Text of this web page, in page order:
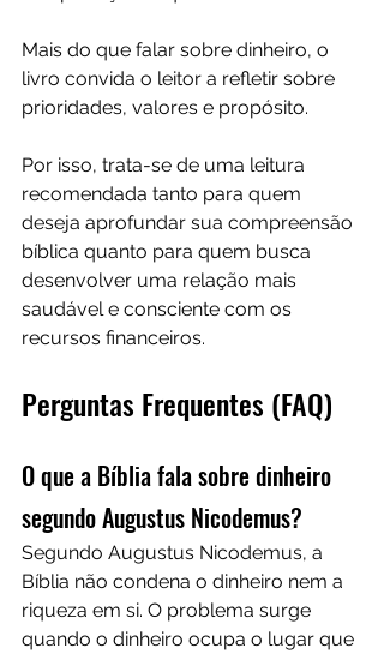
Mais do que falar sobre dinheiro, o
livro convida o leitor a refletir sobre
prioridades, valores e propósito.
Por isso, trata-se de uma leitura
recomendada tanto para quem
deseja aprofundar sua compreensão
bíblica quanto para quem busca
desenvolver uma relação mais
saudável e consciente com os
recursos financeiros.
Perguntas Frequentes (FAQ)
O que a Bíblia fala sobre dinheiro
segundo Augustus Nicodemus?
Segundo Augustus Nicodemus, a
Bíblia não condena o dinheiro nem a
riqueza em si. O problema surge
quando o dinheiro ocupa o lugar que